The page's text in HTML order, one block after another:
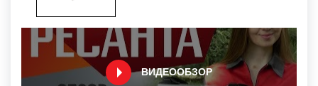
ВИДЕООБЗОР